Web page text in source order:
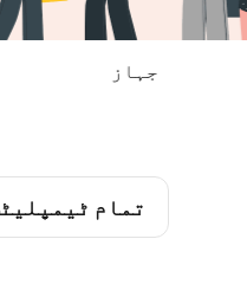
تمام